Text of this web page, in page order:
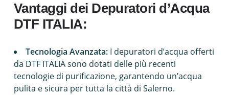
Vantaggi dei Depuratori d’Acqua
DTF ITALIA:
Tecnologia Avanzata:I depuratori d’acqua offerti
da DTF ITALIA sono dotati delle più recenti
tecnologie di purificazione, garantendo un’acqua
pulita e sicura per tutta la città di Salerno.